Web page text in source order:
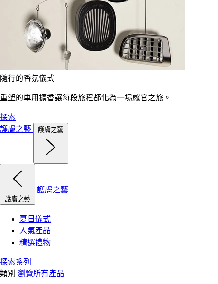
隨行的香氛儀式
重塑的車用擴香讓每段旅程都化為一場感官之旅。
探索
護膚之藝
護膚之藝
護膚之藝
護膚之藝
夏日儀式
人氣產品
精選禮物
探索系列
類別 瀏覽所有產品